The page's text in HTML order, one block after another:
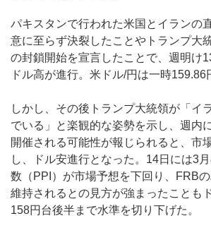
パキスタンで行われた米国とイランの
意に至らず決裂したことやトランプ大
の封鎖開始を宣言したことで、週明け
ドル高が進行。米ドル/円は一時159.86
しかし、その後トランプ大統領が「イ
でいる」と楽観的な姿勢を示し、週内
開催される可能性が報じられると、市
し、ドル安進行となった。14日には3
数（PPI）が市場予想を下回り、FRB
維持されるとの見方が強まったことも
158円台後半まで水準を切り下げた。